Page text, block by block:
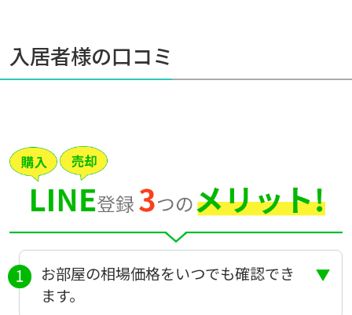
入居者様の口コミ
お部屋の相場価格をいつでも確認でき
ます。